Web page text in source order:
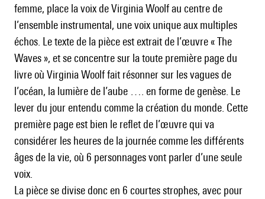
femme, place la voix de Virginia Woolf au centre de
l’ensemble instrumental, une voix unique aux multiples
échos. Le texte de la pièce est extrait de l’œuvre « The
Waves », et se concentre sur la toute première page du
livre où Virginia Woolf fait résonner sur les vagues de
l’océan, la lumière de l’aube …. en forme de genèse. Le
lever du jour entendu comme la création du monde. Cette
première page est bien le reflet de l’œuvre qui va
considérer les heures de la journée comme les différents
âges de la vie, où 6 personnages vont parler d’une seule
voix.
La pièce se divise donc en 6 courtes strophes, avec pour